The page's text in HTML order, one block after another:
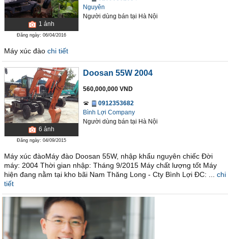
1 ảnh
Đăng ngày: 06/04/2016
Nguyên
Người dùng bán tại Hà Nội
Máy xúc đào chi tiết
6 ảnh
Đăng ngày: 04/09/2015
Doosan 55W 2004
560,000,000 VND
0912353682
Bình Lợi Company
Người dùng bán tại Hà Nội
Máy xúc đàoMáy đào Doosan 55W, nhập khẩu nguyên chiếc Đời
máy: 2004 Thời gian nhập: Tháng 9/2015 Máy chất lượng tốt Máy
hiện đang nằm tại kho bãi Nam Thăng Long - Cty Bình Lợi ĐC: ...
chi
tiết